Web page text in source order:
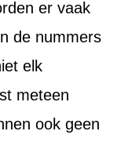
er vaak
de nummers
elk
meteen
ook geen